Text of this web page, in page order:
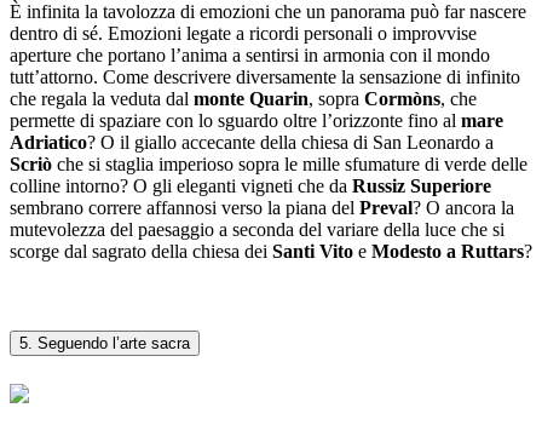
È infinita la tavolozza di emozioni che un panorama può far nascere
dentro di sé. Emozioni legate a ricordi personali o improvvise
aperture che portano l’anima a sentirsi in armonia con il mondo
tutt’attorno. Come descrivere diversamente la sensazione di infinito
che regala la veduta dal monte Quarin, sopra Cormòns, che
permette di spaziare con lo sguardo oltre l’orizzonte fino al mare
Adriatico? O il giallo accecante della chiesa di San Leonardo a
Scriò che si staglia imperioso sopra le mille sfumature di verde delle
colline intorno? O gli eleganti vigneti che da Russiz Superiore
sembrano correre affannosi verso la piana del Preval? O ancora la
mutevolezza del paesaggio a seconda del variare della luce che si
scorge dal sagrato della chiesa dei Santi Vito e Modesto a Ruttars?
5. Seguendo l’arte sacra